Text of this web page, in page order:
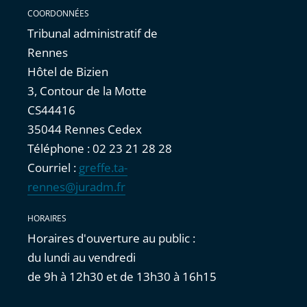
COORDONNÉES
Tribunal administratif de
Rennes
Hôtel de Bizien
3, Contour de la Motte
CS44416
35044 Rennes Cedex
Téléphone : 02 23 21 28 28
Courriel : greffe.ta-
rennes@juradm.fr
HORAIRES
Horaires d'ouverture au public :
du lundi au vendredi
de 9h à 12h30 et de 13h30 à 16h15